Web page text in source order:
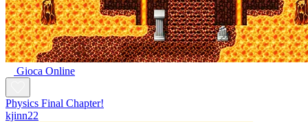
Gioca Online
Physics Final Chapter!
kjinn22